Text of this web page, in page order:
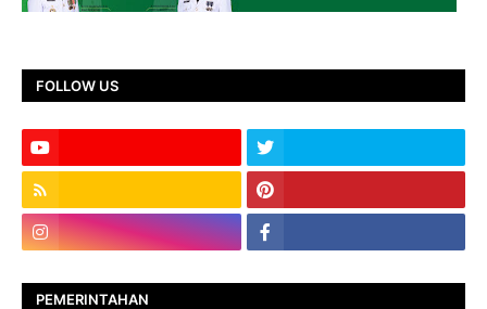
FOLLOW US
PEMERINTAHAN